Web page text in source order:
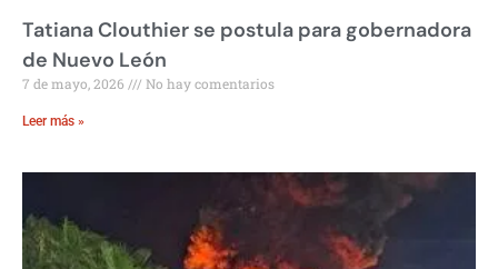
Tatiana Clouthier se postula para gobernadora
de Nuevo León
7 de mayo, 2026 No hay comentarios
Leer más »